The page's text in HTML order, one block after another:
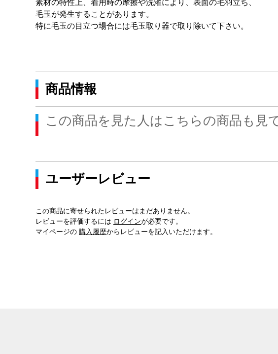
素材の特性上、着用時の摩擦や洗濯により、表面の毛羽立ち、
毛玉が発生することがあります。
特に毛玉の目立つ場合には毛玉取り器で取り除いて下さい。
商品情報
この商品を見た人はこちらの商品も見
ユーザーレビュー
この商品に寄せられたレビューはまだありません。
レビューを評価するには ログインが必要です。
マイページの 購入履歴からレビューを記入いただけます。